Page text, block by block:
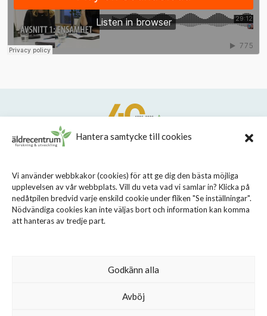
Hantera samtycke till cookies
Vi använder webbkakor (cookies) för att ge dig den bästa möjliga
upplevelsen av vår webbplats. Vill du veta vad vi samlar in? Klicka på
nedåtpilen bredvid varje enskild cookie under fliken "Se inställningar".
Nödvändiga cookies kan inte väljas bort och information kan komma
att hanteras av tredje part.
Godkänn alla
Avböj
Sveavägen 155, 113 46 Stockholm
08 - 690 58 00
info@aldrecentrum.se
Talande webb
Personuppgiftspolicy